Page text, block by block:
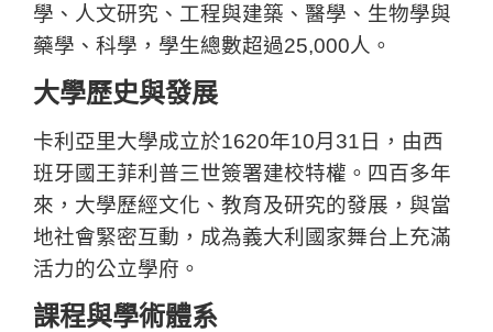
學、人文研究、工程與建築、醫學、生物學與
藥學、科學，學生總數超過25,000人。
大學歷史與發展
卡利亞里大學成立於1620年10月31日，由西
班牙國王菲利普三世簽署建校特權。四百多年
來，大學歷經文化、教育及研究的發展，與當
地社會緊密互動，成為義大利國家舞台上充滿
活力的公立學府。
課程與學術體系